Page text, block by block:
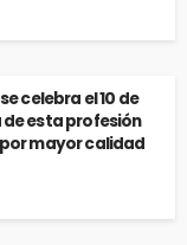
celebra el 10 de
esta profesión
mayor calidad